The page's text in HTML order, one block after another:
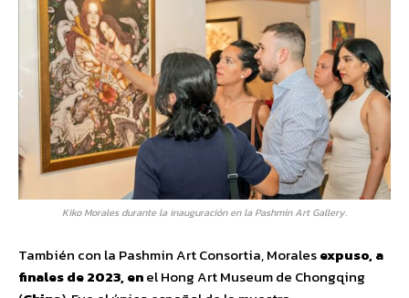
Kiko Morales durante la inauguración en la Pashmin Art Gallery.
También con la Pashmin Art Consortia, Moralesexpuso, a
finales de 2023,enel Hong Art Museum de Chongqing